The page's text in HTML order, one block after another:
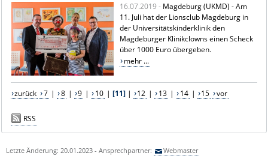
16.07.2019 - Magdeburg (UKMD) - Am
11. Juli hat der Lionsclub Magdeburg in
der Universitätskinderklinik den
Magdeburger Klinikclowns einen Scheck
über 1000 Euro übergeben.
mehr ...
zurück 7 | 8 | 9 | 10 | [11]| 12 | 13 | 14 | 15 vor
RSS
Letzte Änderung: 20.01.2023 - Ansprechpartner: Webmaster